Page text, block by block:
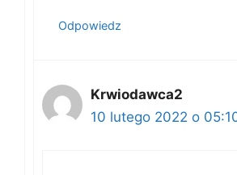
Odpowiedz
Krwiodawca2
10 lutego 2022 o